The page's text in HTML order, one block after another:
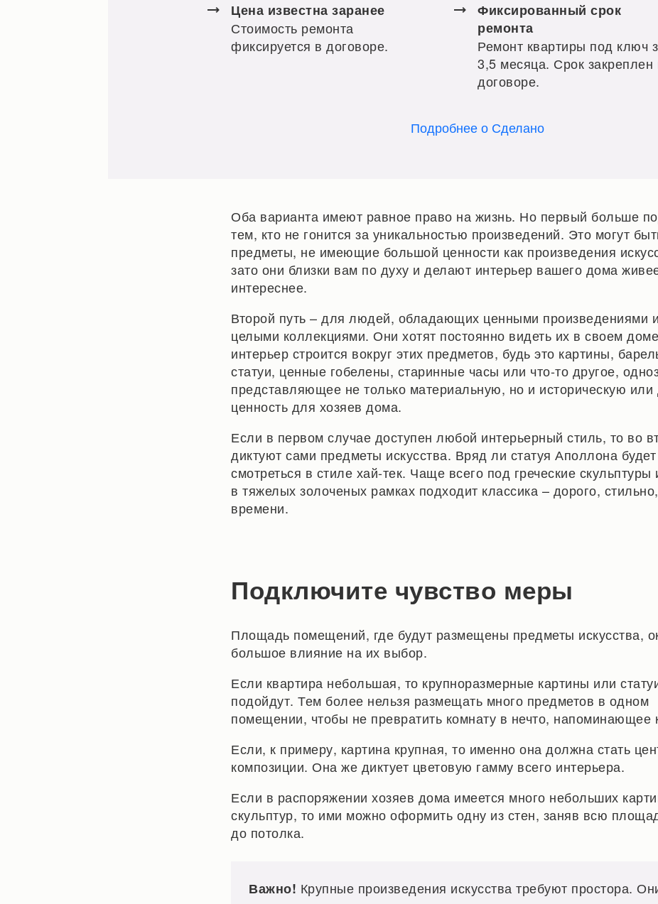
Цена известна заранее
Стоимость ремонта
фиксируется в договоре.
Фиксированный срок
ремонта
Ремонт квартиры под ключ
3,5 месяца. Срок закреплен
договоре.
Подробнее о Сделано
Оба варианта имеют равное право на жизнь. Но первый больше
тем, кто не гонится за уникальностью произведений. Это могут
предметы, не имеющие большой ценности как произведения
зато они близки вам по духу и делают интерьер вашего дома
интереснее.
Второй путь – для людей, обладающих ценными произведениями
целыми коллекциями. Они хотят постоянно видеть их в своем
интерьер строится вокруг этих предметов, будь это картины,
статуи, ценные гобелены, старинные часы или что-то другое,
представляющее не только материальную, но и историческую или
ценность для хозяев дома.
Если в первом случае доступен любой интерьерный стиль, то во
диктуют сами предметы искусства. Вряд ли статуя Аполлона
смотреться в стиле хай-тек. Чаще всего под греческие скульптуры
в тяжелых золоченых рамках подходит классика – дорого,
времени.
Подключите чувство меры
Площадь помещений, где будут размещены предметы искусства,
большое влияние на их выбор.
Если квартира небольшая, то крупноразмерные картины или
подойдут. Тем более нельзя размещать много предметов в одном
помещении, чтобы не превратить комнату в нечто, напоминающее
Если, к примеру, картина крупная, то именно она должна стать
композиции. Она же диктует цветовую гамму всего интерьера.
Если в распоряжении хозяев дома имеется много небольших
скульптур, то ими можно оформить одну из стен, заняв всю
до потолка.
Важно! Крупные произведения искусства требуют простора.